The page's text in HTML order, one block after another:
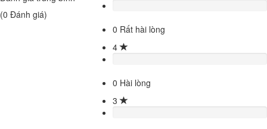
(0 Đánh giá)
0 Rất hài lòng
4
0 Hài lòng
3